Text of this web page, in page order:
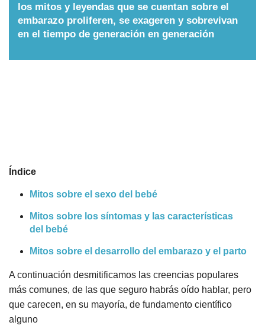
los mitos y leyendas que se cuentan sobre el
embarazo proliferen, se exageren y sobrevivan
en el tiempo de generación en generación
Índice
Mitos sobre el sexo del bebé
Mitos sobre los síntomas y las características
del bebé
​Mitos sobre el desarrollo del embarazo y el parto
A continuación desmitificamos las creencias populares
más comunes, de las que seguro habrás oído hablar, pero
que carecen, en su mayoría, de fundamento científico
alguno